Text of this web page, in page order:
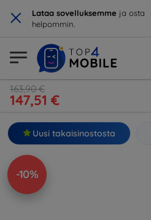
× Lataa sovelluksemme ja osta
helpommin.
163,90 €
147,51 €
Uusi takaisinostosta
-10%